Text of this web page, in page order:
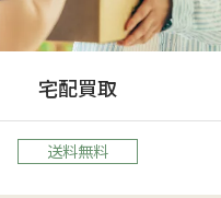
宅配買取
送料無料